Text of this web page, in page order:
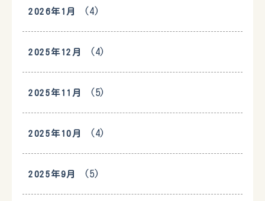
2026年1月 (4)
2025年12月 (4)
2025年11月 (5)
2025年10月 (4)
2025年9月 (5)